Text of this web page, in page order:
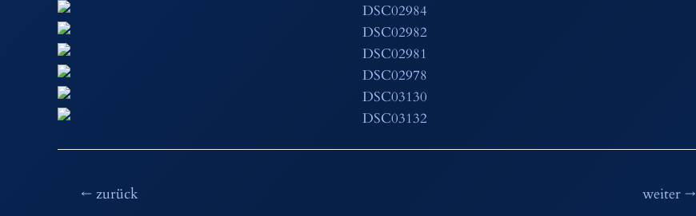
Beitragsnavigation
← zurück weiter →